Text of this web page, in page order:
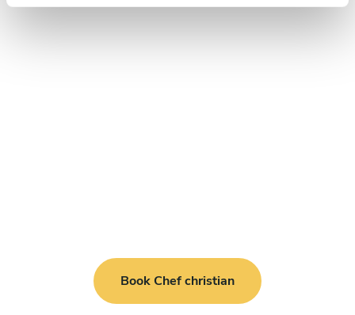
Book Chef christian